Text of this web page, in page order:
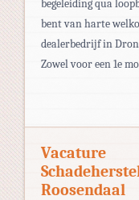
begeleiding qua
bent van harte
dealerbedrijf in
Zowel voor een 1e
Vacature
Roosendaal